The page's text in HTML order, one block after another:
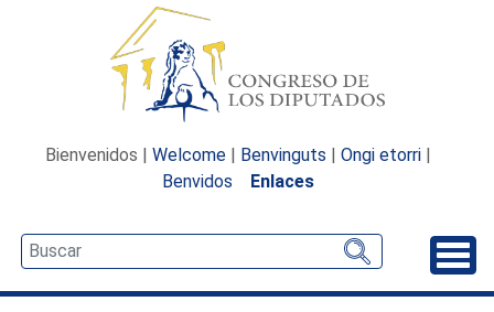
Bienvenidos | Welcome | Benvinguts | Ongi etorri |
Benvidos
Enlaces